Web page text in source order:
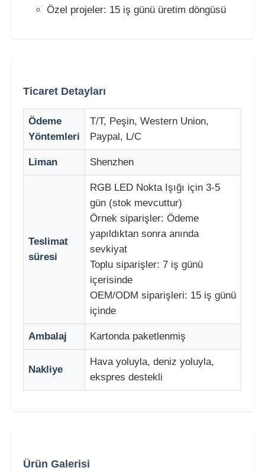
Özel projeler: 15 iş günü üretim döngüsü
Ticaret Detayları
Ödeme
Yöntemleri
T/T, Peşin, Western Union,
Paypal, L/C
Liman Shenzhen
Teslimat
süresi
RGB LED Nokta Işığı için 3-5
gün (stok mevcuttur)
Örnek siparişler: Ödeme
yapıldıktan sonra anında
sevkiyat
Toplu siparişler: 7 iş günü
içerisinde
OEM/ODM siparişleri: 15 iş günü
içinde
Ambalaj Kartonda paketlenmiş
Nakliye
Hava yoluyla, deniz yoluyla,
ekspres destekli
Ürün Galerisi